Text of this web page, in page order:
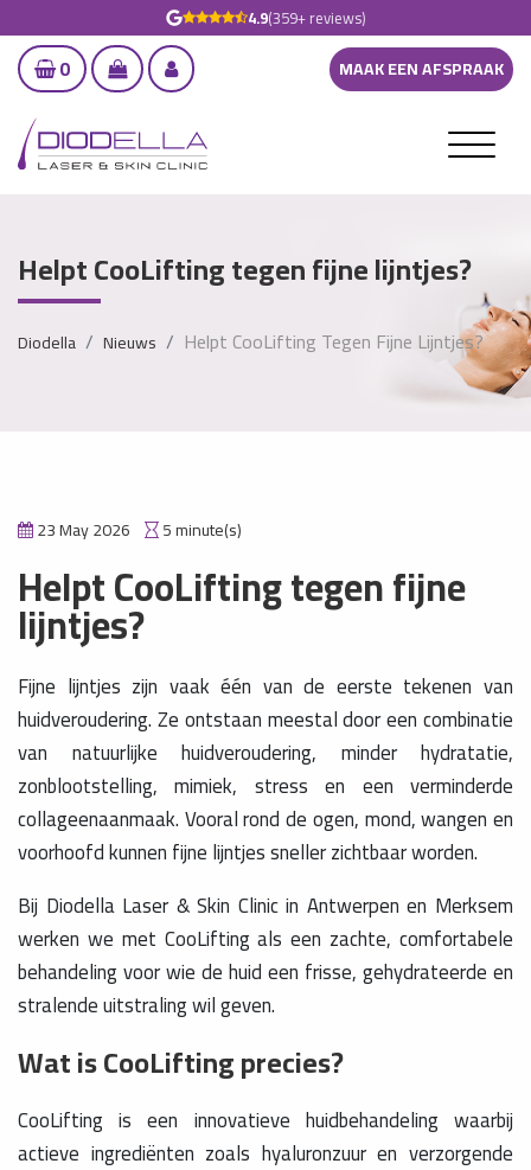
4.9(359+ reviews)
0 MAAK EEN AFSPRAAK
Helpt CooLifting tegen fijne lijntjes?
Diodella Nieuws Helpt CooLifting Tegen Fijne Lijntjes?
23 May 2026 5 minute(s)
Helpt CooLifting tegen fijne
lijntjes?
Fijne lijntjes zijn vaak één van de eerste tekenen van
huidveroudering. Ze ontstaan meestal door een combinatie
van natuurlijke huidveroudering, minder hydratatie,
zonblootstelling, mimiek, stress en een verminderde
collageenaanmaak. Vooral rond de ogen, mond, wangen en
voorhoofd kunnen fijne lijntjes sneller zichtbaar worden.
Bij Diodella Laser & Skin Clinic in Antwerpen en Merksem
werken we met CooLifting als een zachte, comfortabele
behandeling voor wie de huid een frisse, gehydrateerde en
stralende uitstraling wil geven.
Wat is CooLifting precies?
CooLifting is een innovatieve huidbehandeling waarbij
actieve ingrediënten zoals hyaluronzuur en verzorgende